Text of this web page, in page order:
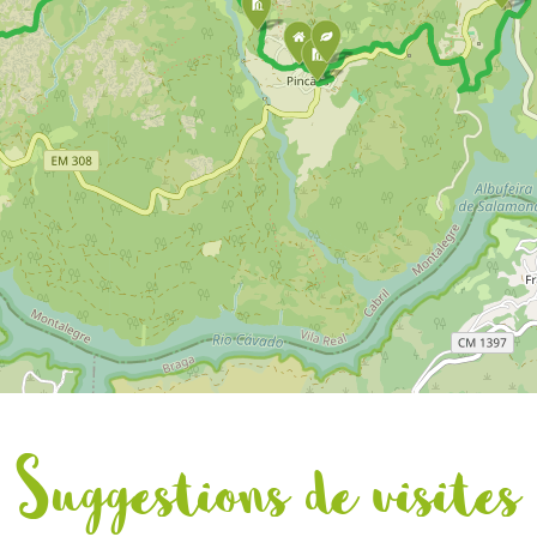
aussi passer dans une zone de piquenique, idéale pour faire une
le deuxième portail, le chemin continue sur un sentier plus étroit et
Après 500 mètres nous allons atteindre laRoca das Cabreiras
un massif granitique. Ce point culminant nous permet
sur la vallée de la rivière de Pincães et sur le village, que
après 2,5 kilomètres.
continue, parfois pavé, parfois en gravier, mais toujours avec la
d’un ample et magnifique paysage. Cette partie du parcours
dans des zones de brousses, qui mettent en valeur les bruyères, les
et le thym, entre autres habitats naturels caractéristiques de la
et qui donnent toute sa saveur au miel produit dans cette région.
point culminant de cette étape est le passage près de la
Pincães, qui nous permet d’imaginer la hauteur de la cascade. Ne
pas du précipice, celá peut être dangereux ! Un peu plus bas, le
vous permettra de visiter la cascade en empruntant un chemin
jusqu’au vieux chemin de
Pala Doce
de Pincães. Le balisage du parcours nous indiquera alors la possibilité
la cascade de Pincães, ainsi que le chemin à suivre jusqu’au village. Si
Suggestions de visites